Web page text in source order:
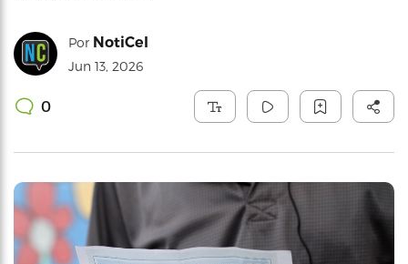
Por NotiCel
Jun 13, 2026
0